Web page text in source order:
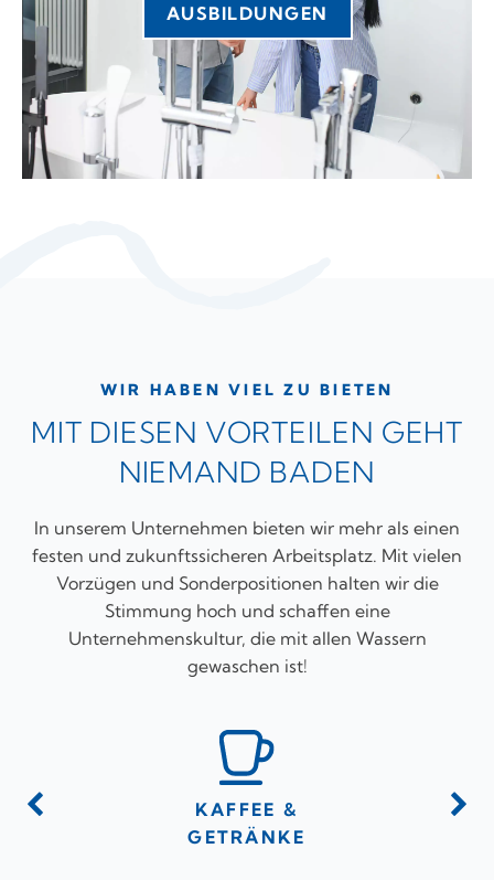
AUSBILDUNGEN
WIR HABEN VIEL ZU BIETEN
MIT DIESEN VORTEILEN GEHT
NIEMAND BADEN
In unserem Unternehmen bieten wir mehr als einen
festen und zukunftssicheren Arbeitsplatz. Mit vielen
Vorzügen und Sonderpositionen halten wir die
Stimmung hoch und schaffen eine
Unternehmenskultur, die mit allen Wassern
gewaschen ist!
KAFFEE &
GETRÄNKE